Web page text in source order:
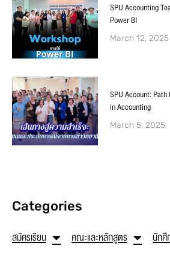
SPU Accounting
Power BI
March 12, 2025
SPU Account:
in Accounting
March 5, 2025
Categories
สมัครเรียน คณะและหลักสูตร นักศึ